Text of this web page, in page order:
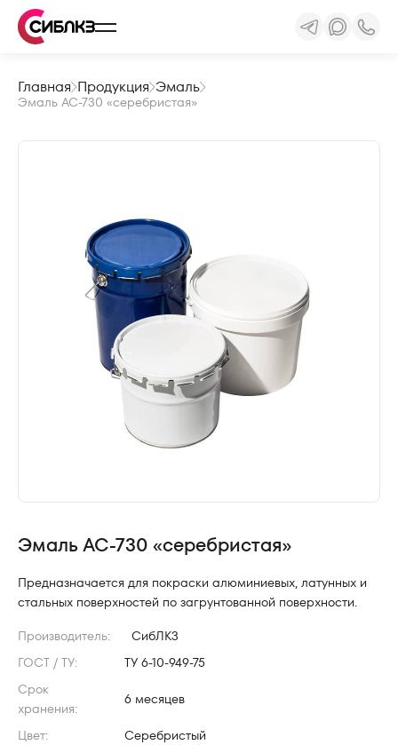
Главная Продукция Эмаль
Эмаль АС-730 «серебристая»
Эмаль АС-730 «серебристая»
Предназначается для покраски алюминиевых, латунных и
стальных поверхностей по загрунтованной поверхности.
Производитель:
СибЛКЗ
ГОСТ / ТУ:
ТУ 6-10-949-75
Срок
хранения:
6 месяцев
Цвет: Серебристый